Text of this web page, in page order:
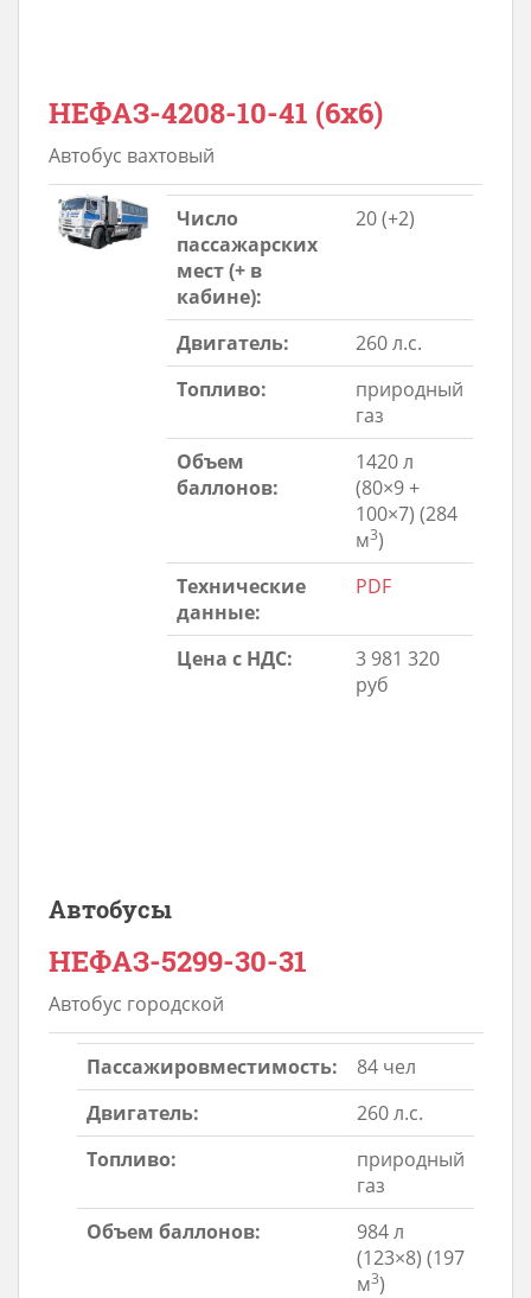
НЕФАЗ-4208-10-41 (6х6)
Автобус вахтовый
Число
пассажарских
мест (+ в
кабине):
20 (+2)
Двигатель:
260 л.с.
Топливо:
природный
газ
Объем
баллонов:
1420 л
(80×9 +
100×7) (284
м3)
Технические
данные:
PDF
Цена с НДС:
3 981 320
руб
Автобусы
НЕФАЗ-5299-30-31
Автобус городской
Пассажировместимость:
84 чел
Двигатель:
260 л.с.
Топливо:
природный
газ
Объем баллонов:
984 л
(123×8) (197
м3)